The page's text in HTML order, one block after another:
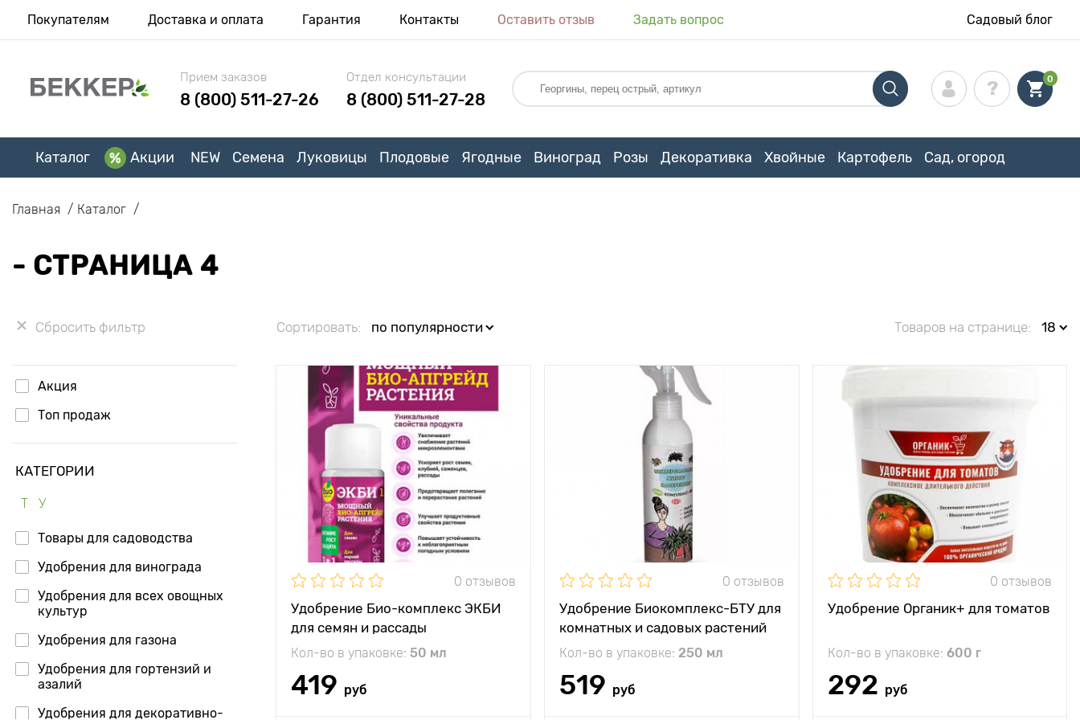
Покупателям Доставка и оплата Гарантия Контакты Оставить отзыв Задать вопрос Садовый блог
Прием заказов
8 (800) 511-27-26
Отдел консультации
8 (800) 511-27-28
0
Каталог Акции NEW Семена Луковицы Плодовые Ягодные Виноград Розы Декоративка Хвойные Картофель Сад, огород
Главная Каталог
- СТРАНИЦА 4
Сбросить фильтр
Акция
Топ продаж
КАТЕГОРИИ
Т У
Товары для садоводства
Удобрения для винограда
Удобрения для всех овощных
культур
Удобрения для газона
Удобрения для гортензий и
азалий
Удобрения для декоративно-
Сортировать: по популярности Товаров на странице: 18
0 отзывов
Удобрение Био-комплекс ЭКБИ
для семян и рассады
Кол-во в упаковке: 50 мл
419 руб
0 отзывов
Удобрение Биокомплекс-БТУ для
комнатных и садовых растений
Кол-во в упаковке: 250 мл
519 руб
0 отзывов
Удобрение Органик+ для томатов
Кол-во в упаковке: 600 г
292 руб